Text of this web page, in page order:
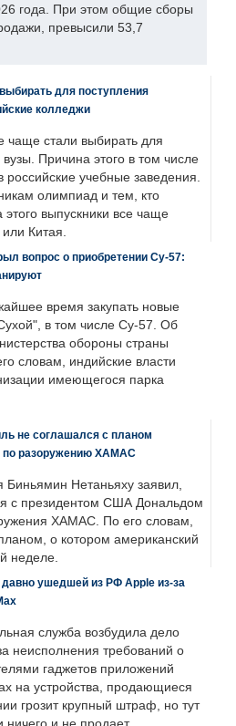
года. При этом общие сборы
превысили 53,7
для поступления
колледжи
чаще стали выбирать для
Причина этого в том числе
российские учебные заведения.
олимпиад и тем, кто
этого выпускники все чаще
Китая.
вопрос о приобретении Су-57:
время закупать новые
в том числе Су-57. Об
обороны страны
словам, индийские власти
имеющегося парка
не соглашался с планом
по разоружению ХАМАС
Нетаньяху заявил,
с президентом США Дональдом
ХАМАС. По его словам,
о котором американский
неделе.
ушедшей из РФ Apple из-за
служба возбудила дело
неисполнения требований о
гаджетов приложений
на устройства, продающиеся
грозит крупный штраф, но тут